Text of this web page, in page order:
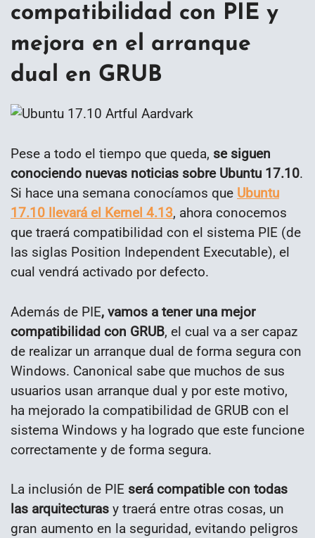
compatibilidad con PIE y
mejora en el arranque
dual en GRUB
Pese a todo el tiempo que queda, se siguen
conociendo nuevas noticias sobre Ubuntu 17.10.
Si hace una semana conocíamos que Ubuntu
17.10 llevará el Kernel 4.13, ahora conocemos
que traerá compatibilidad con el sistema PIE (de
las siglas Position Independent Executable), el
cual vendrá activado por defecto.
Además de PIE, vamos a tener una mejor
compatibilidad con GRUB, el cual va a ser capaz
de realizar un arranque dual de forma segura con
Windows. Canonical sabe que muchos de sus
usuarios usan arranque dual y por este motivo,
ha mejorado la compatibilidad de GRUB con el
sistema Windows y ha logrado que este funcione
correctamente y de forma segura.
La inclusión de PIE será compatible con todas
las arquitecturas y traerá entre otras cosas, un
gran aumento en la seguridad, evitando peligros